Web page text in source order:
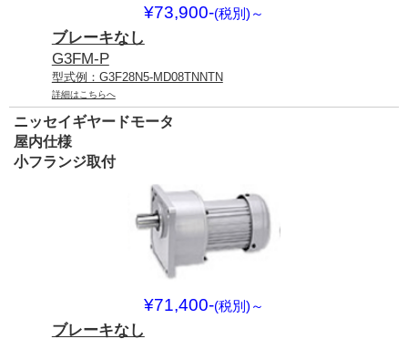
¥73,900-(税別) ～
ブレーキなし
G3FM-P
型式例：G3F28N5-MD08TNNTN
詳細はこちらへ
ニッセイギヤードモータ
屋内仕様
小フランジ取付
¥71,400-(税別) ～
ブレーキなし